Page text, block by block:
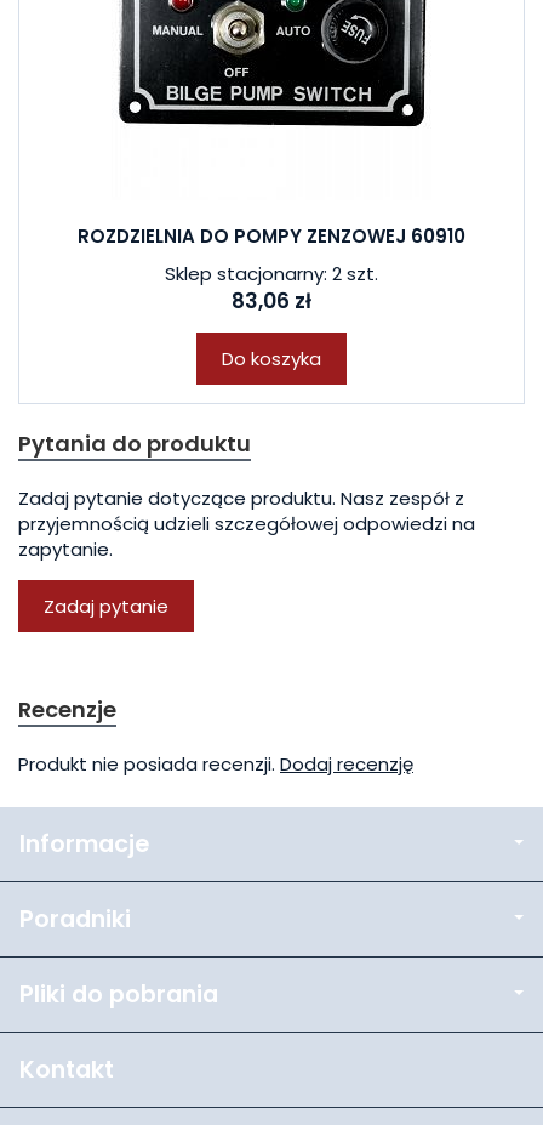
ROZDZIELNIA DO POMPY ZENZOWEJ 60910
Sklep stacjonarny: 2 szt.
83,06 zł
Do koszyka
Pytania do produktu
Zadaj pytanie dotyczące produktu. Nasz zespół z
przyjemnością udzieli szczegółowej odpowiedzi na
zapytanie.
Zadaj pytanie
Recenzje
Produkt nie posiada recenzji. Dodaj recenzję
Informacje
Poradniki
Pliki do pobrania
Kontakt